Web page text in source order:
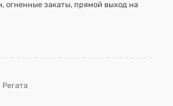
огненные закаты, прямой выход на
Регата